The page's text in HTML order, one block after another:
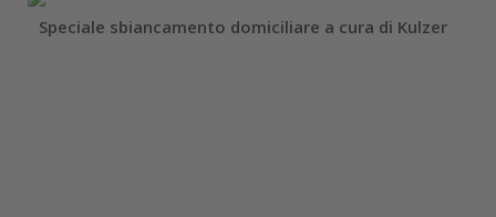
Speciale sbiancamento domiciliare a cura di Kulzer